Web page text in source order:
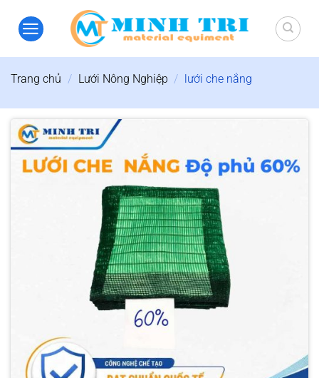
dung
Trang chủ / Lưới Nông Nghiệp / lưới che nắng